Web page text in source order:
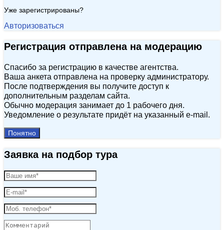
Уже зарегистрированы?
Авторизоваться
Регистрация отправлена на модерацию
Спасибо за регистрацию в качестве агентства.
Ваша анкета отправлена на проверку администратору.
После подтверждения вы получите доступ к
дополнительным разделам сайта.
Обычно модерация занимает до 1 рабочего дня.
Уведомление о результате придёт на указанный e‑mail.
Понятно
Заявка на подбор тура